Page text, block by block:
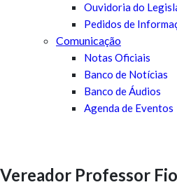
Ouvidoria do
Pedidos de
Comunicação
Notas Oficiais
Banco de Notícias
Banco de Áudios
Agenda de Eventos
Vereador Professor Fio